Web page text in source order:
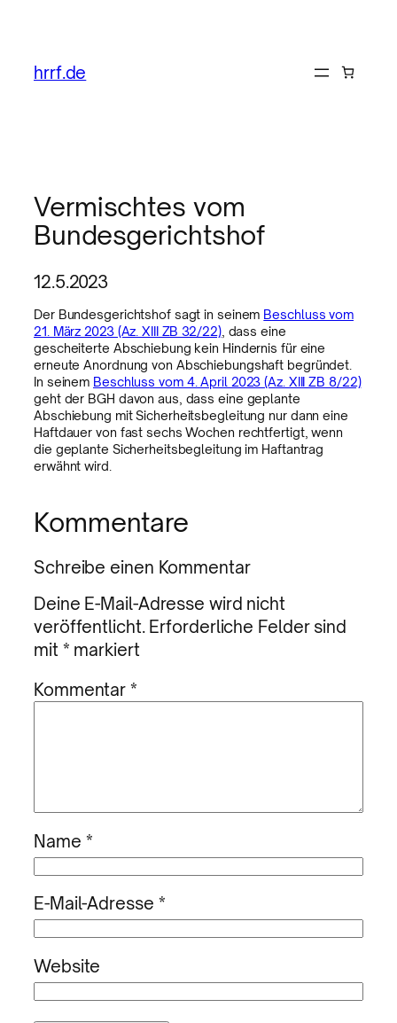
hrrf.de
Vermischtes vom
Bundesgerichtshof
12.5.2023
Der Bundesgerichtshof sagt in seinem Beschluss vom
21. März 2023 (Az. XIII ZB 32/22), dass eine
gescheiterte Abschiebung kein Hindernis für eine
erneute Anordnung von Abschiebungshaft begründet.
In seinem Beschluss vom 4. April 2023 (Az. XIII ZB 8/22)
geht der BGH davon aus, dass eine geplante
Abschiebung mit Sicherheitsbegleitung nur dann eine
Haftdauer von fast sechs Wochen rechtfertigt, wenn
die geplante Sicherheitsbegleitung im Haftantrag
erwähnt wird.
Kommentare
Schreibe einen Kommentar
Deine E-Mail-Adresse wird nicht
veröffentlicht. Erforderliche Felder sind
mit * markiert
Kommentar*
Name *
E-Mail-Adresse *
Website